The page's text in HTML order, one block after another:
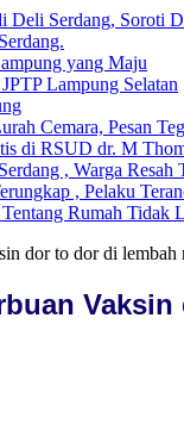
Serdang, Soroti
yang Maju
Lampung Selatan
Cemara, Pesan
di RSUD dr. M
, Warga
, Pelaku
Rumah Tidak
dor to dor di